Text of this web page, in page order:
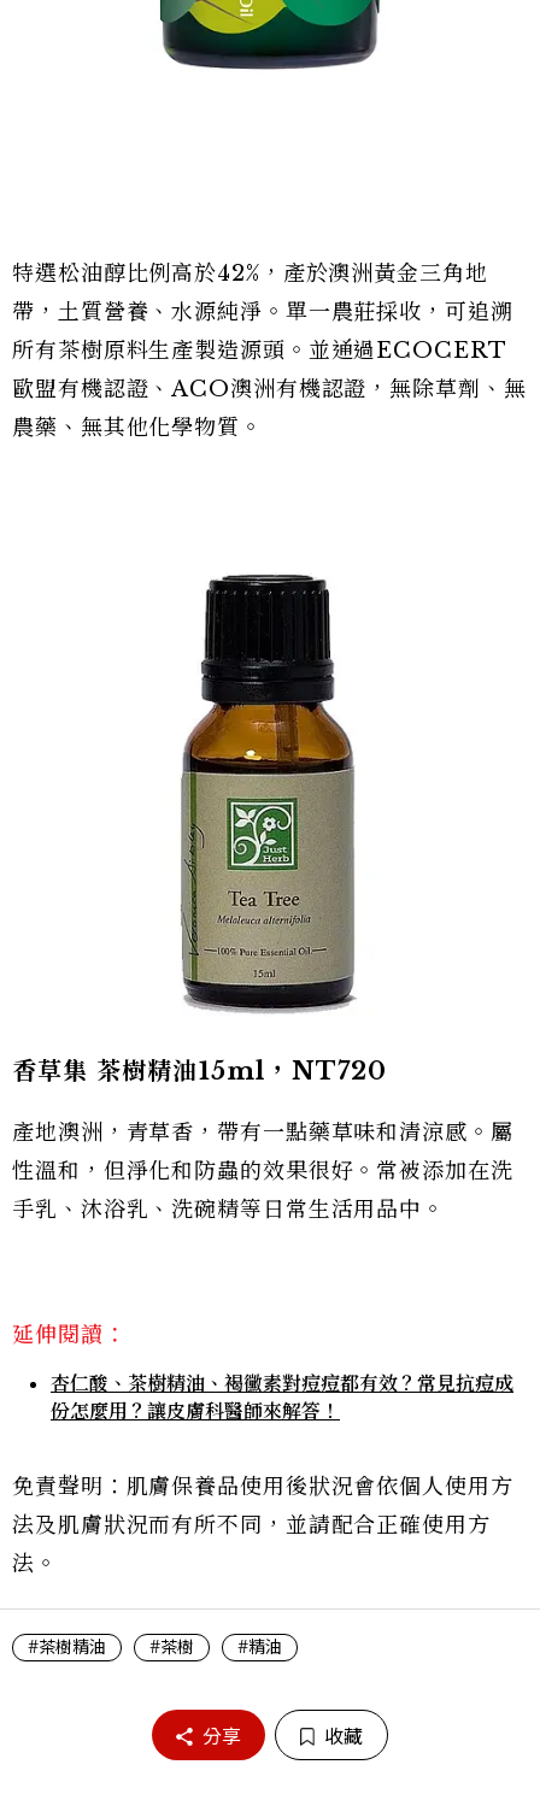
特選松油醇比例高於42%，產於澳洲黃金三角地
帶，土質營養、水源純淨。單一農莊採收，可追溯
所有茶樹原料生產製造源頭。並通過ECOCERT
歐盟有機認證、ACO澳洲有機認證，無除草劑、無
農藥、無其他化學物質。
香草集 茶樹精油15ml，NT720
產地澳洲，青草香，帶有一點藥草味和清涼感。屬
性溫和，但淨化和防蟲的效果很好。常被添加在洗
手乳、沐浴乳、洗碗精等日常生活用品中。
延伸閱讀：
杏仁酸、茶樹精油、褐黴素對痘痘都有效？常見抗痘成
份怎麼用？讓皮膚科醫師來解答！
免責聲明：肌膚保養品使用後狀況會依個人使用方
法及肌膚狀況而有所不同，並請配合正確使用方
法。
#茶樹精油 #茶樹 #精油
分享 收藏